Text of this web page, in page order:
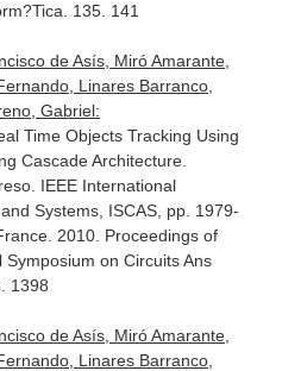
135. 141
de Asís, Miró Amarante,
Linares Barranco,
Gabriel:
Time Objects Tracking Using
Cascade Architecture.
IEEE International
Systems, ISCAS, pp. 1979-
2010. Proceedings of
on Circuits Ans
1398
de Asís, Miró Amarante,
Linares Barranco,